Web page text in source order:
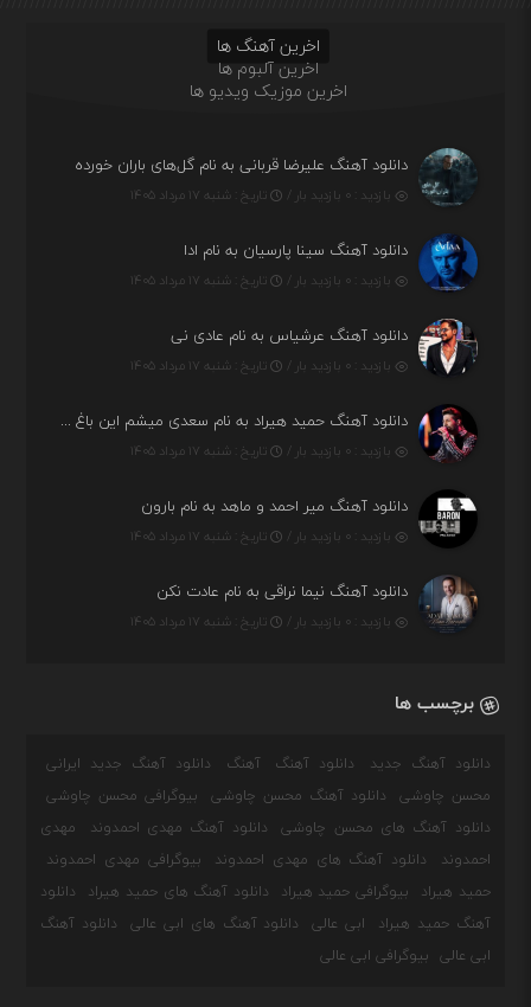
اخرین آهنگ ها
اخرین آلبوم ها
اخرین موزیک ویدیو ها
دانلود آهنگ علیرضا قربانی به نام گل‌های باران خورده
بازدید : ۰ بازدید بار / تاریخ : شنبه ۱۷ مرداد ۱۴۰۵
دانلود آهنگ سینا پارسیان به نام ادا
بازدید : ۰ بازدید بار / تاریخ : شنبه ۱۷ مرداد ۱۴۰۵
دانلود آهنگ عرشیاس به نام عادی نی
بازدید : ۰ بازدید بار / تاریخ : شنبه ۱۷ مرداد ۱۴۰۵
دانلود آهنگ حمید هیراد به نام سعدی میشم این باغ و گلستون کنی واسم خیام زمانه ام به تو پرت حواسم
بازدید : ۰ بازدید بار / تاریخ : شنبه ۱۷ مرداد ۱۴۰۵
دانلود آهنگ میر احمد و ماهد به نام بارون
بازدید : ۰ بازدید بار / تاریخ : شنبه ۱۷ مرداد ۱۴۰۵
دانلود آهنگ نیما نراقی به نام عادت نکن
بازدید : ۰ بازدید بار / تاریخ : شنبه ۱۷ مرداد ۱۴۰۵
برچسب ها
دانلود آهنگ جدید دانلود آهنگ آهنگ
دانلود آهنگ جدید ایرانی
محسن چاوشی
دانلود آهنگ محسن چاوشی
بیوگرافی محسن چاوشی
دانلود آهنگ های محسن چاوشی
دانلود آهنگ مهدی احمدوند
مهدی
احمدوند
دانلود آهنگ های مهدی احمدوند
بیوگرافی مهدی احمدوند
حمید هیراد
بیوگرافی حمید هیراد دانلود آهنگ های حمید هیراد
دانلود
آهنگ حمید هیراد
ابی عالی دانلود آهنگ های ابی عالی
دانلود آهنگ
ابی عالی
بیوگرافی ابی عالی